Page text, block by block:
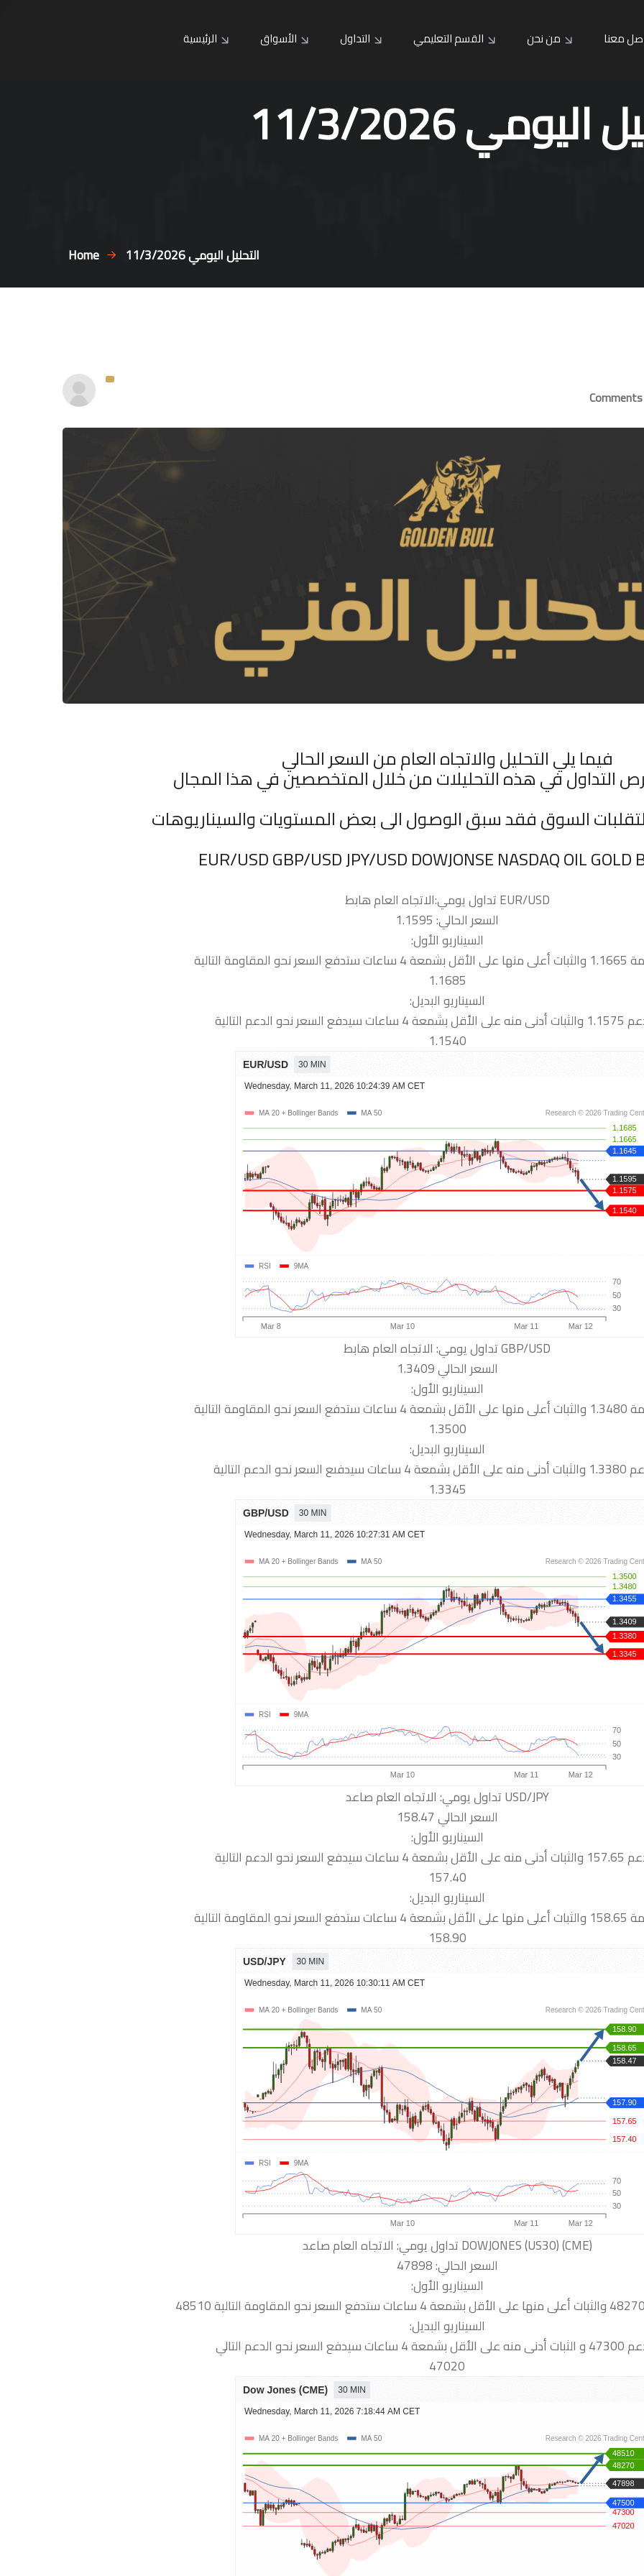
الرئيسية الأسواق التداول القسم التعليمي من نحن معنا
11/3/2026
Home التحليل اليومي 11/3/2026
فيما يلي التحليل والاتجاه العام من السعر الحالي
التداول في هذه التحليلات من خلال المتخصصين في هذا المجال
السوق فقد سبق الوصول الى بعض المستويات والسيناريوهات
السعر الحالي: 1.1595
السيناريو الأول:
التالية
1.1685
السيناريو البديل:
نحو الدعم التالية
1.1540
السعر الحالي 1.3409
السيناريو الأول:
التالية
1.3500
السيناريو البديل:
نحو الدعم التالية
1.3345
‏USD/JPY تداول يومي: الاتجاه العام صاعد
السعر الحالي 158.47
السيناريو الأول:
نحو الدعم التالية
157.40
السيناريو البديل:
التالية
158.90
السعر الحالي: 47898
السيناريو الأول:
السيناريو البديل:
نحو الدعم التالي
47020